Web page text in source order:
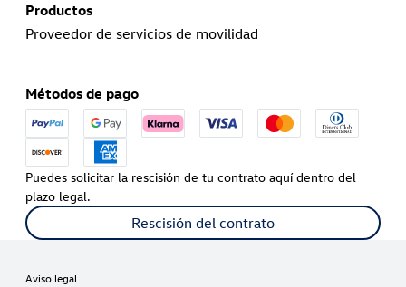
Productos
Proveedor de servicios de movilidad
Métodos de pago
Puedes solicitar la rescisión de tu contrato aquí dentro del
plazo legal.
Rescisión del contrato
Aviso legal